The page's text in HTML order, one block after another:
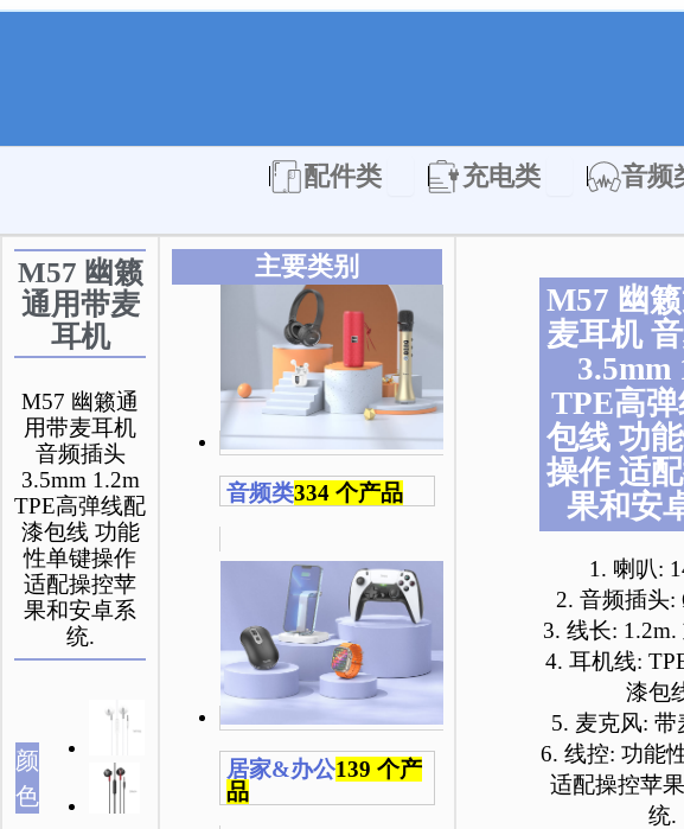
配件类 Open 配件类充电类 Open 充电类音频
M57 幽籁
通用带麦
耳机
M57 幽籁通
用带麦耳机
音频插头
3.5mm 1.2m
TPE高弹线配
漆包线 功能
性单键操作
适配操控苹
果和安卓系
统.
颜
色
主要类别
音频类334 个产品
居家&办公139 个产
品
M57 幽
麦耳机
3.5mm
TPE高
包线 功
操作 适
果和安
1. 喇叭:
2. 音频插头:
3. 线长: 1.2m.
4. 耳机线:
漆包
5. 麦克风: 带
6. 线控: 功能
适配操控苹
统.